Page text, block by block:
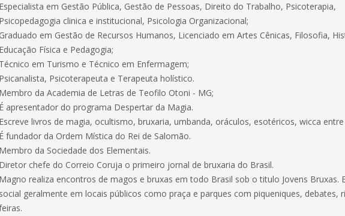
Especialista em Gestão Pública, Gestão de Pessoas, Direito do Trabalho, Psicoterapia,
Psicopedagogia clinica e institucional, Psicologia Organizacional;
Graduado em Gestão de Recursos Humanos, Licenciado em Artes Cênicas, Filosofia,
Educação Física e Pedagogia;
Técnico em Turismo e Técnico em Enfermagem;
Psicanalista, Psicoterapeuta e Terapeuta holístico.
Membro da Academia de Letras de Teofilo Otoni - MG;
É apresentador do programa Despertar da Magia.
Escreve livros de magia, ocultismo, bruxaria, umbanda, oráculos, esotéricos, wicca
É fundador da Ordem Mística do Rei de Salomão.
Membro da Sociedade dos Elementais.
Diretor chefe do Correio Coruja o primeiro jornal de bruxaria do Brasil.
Magno realiza encontros de magos e bruxas em todo Brasil sob o titulo Jovens Bruxas.
social geralmente em locais públicos como praça e parques com piqueniques, debates,